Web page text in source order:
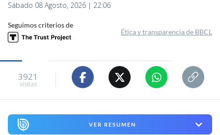
Sábado 08 Agosto, 2026 | 22:06
Seguimos criterios de
Ética y transparencia de BBCL
3921
visitas
VER RESUMEN